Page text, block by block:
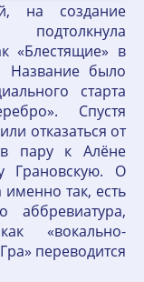
на создание
«Блестящие» в
Название было
старта
Спустя
отказаться от
пару к Алёне
Грановскую. О
так, есть
«вокально-
переводится